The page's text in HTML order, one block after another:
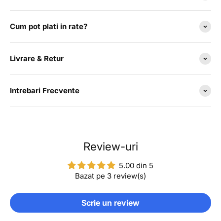
Cum pot plati in rate?
Livrare & Retur
Intrebari Frecvente
Review-uri
5.00 din 5
Bazat pe 3 review(s)
Scrie un review